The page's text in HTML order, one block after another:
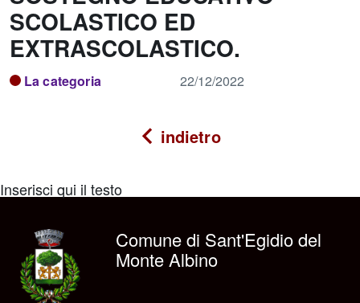
SCOLASTICO ED
EXTRASCOLASTICO.
La categoria 22/12/2022
indietro
Inserisci qui il testo
Comune di Sant'Egidio del
Monte Albino